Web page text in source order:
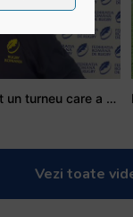
Stejarul Iulian Hartig: A fost un turneu care a unit mai mult echipa
Vezi toate